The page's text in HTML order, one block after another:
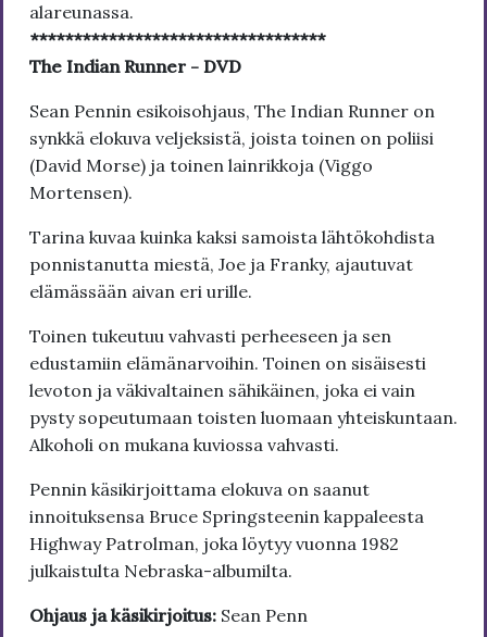
alareunassa.
**********************************
The Indian Runner - DVD
Sean Pennin esikoisohjaus, The Indian Runner on
synkkä elokuva veljeksistä, joista toinen on poliisi
(David Morse) ja toinen lainrikkoja (Viggo
Mortensen).
Tarina kuvaa kuinka kaksi samoista lähtökohdista
ponnistanutta miestä, Joe ja Franky, ajautuvat
elämässään aivan eri urille.
Toinen tukeutuu vahvasti perheeseen ja sen
edustamiin elämänarvoihin. Toinen on sisäisesti
levoton ja väkivaltainen sähikäinen, joka ei vain
pysty sopeutumaan toisten luomaan yhteiskuntaan.
Alkoholi on mukana kuviossa vahvasti.
Pennin käsikirjoittama elokuva on saanut
innoituksensa Bruce Springsteenin kappaleesta
Highway Patrolman, joka löytyy vuonna 1982
julkaistulta Nebraska-albumilta.
Ohjaus ja käsikirjoitus: Sean Penn